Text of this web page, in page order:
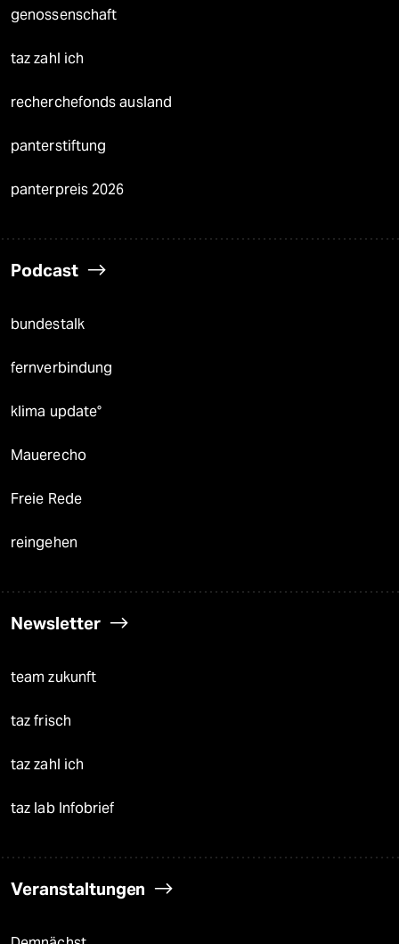
genossenschaft
taz zahl ich
recherchefonds ausland
panterstiftung
panterpreis 2026
Podcast
bundestalk
fernverbindung
klima update°
Mauerecho
Freie Rede
reingehen
Newsletter
team zukunft
taz frisch
taz zahl ich
taz lab Infobrief
Veranstaltungen